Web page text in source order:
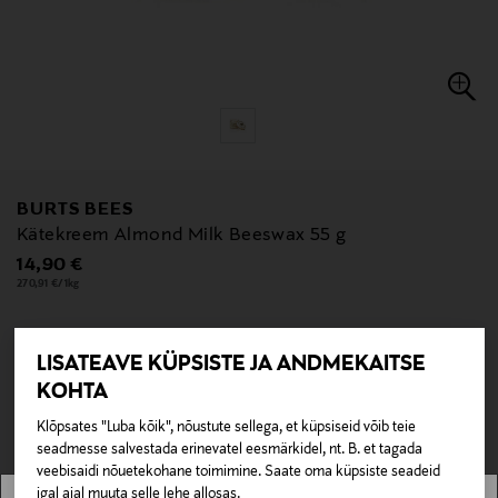
LISATEAVE KÜPSISTE JA ANDMEKAITSE
KOHTA
Klõpsates "Luba kõik", nõustute sellega, et küpsiseid võib teie
seadmesse salvestada erinevatel eesmärkidel, nt. B. et tagada
veebisaidi nõuetekohane toimimine. Saate oma küpsiste seadeid
igal ajal muuta selle lehe allosas.
BURTS BEES
Kätekreem Almond Milk Beeswax 55 g
Original Price
14,90 €
270,91 €/1kg
null
null